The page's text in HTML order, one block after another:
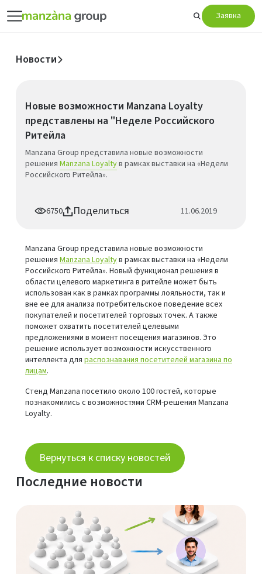
Заявка
Новости
Новые возможности Manzana Loyalty
представлены на "Неделе Российского
Ритейла
Manzana Group представила новые возможности
решения Manzana Loyaltyв рамках выставки на «Недели
Российского Ритейла».
6750 Поделиться 11.06.2019
Manzana Group представила новые возможности
решения Manzana Loyaltyв рамках выставки на «Недели
Российского Ритейла». Новый функционал решения в
области целевого маркетинга в ритейле может быть
использован как в рамках программы лояльности, так и
вне ее для анализа потребительское поведение всех
покупателей и посетителей торговых точек. А также
поможет охватить посетителей целевыми
предложениями в момент посещения магазинов. Это
решение использует возможности искусственного
интеллекта для распознавания посетителей магазина по
лицам.
Стенд Manzana посетило около 100 гостей, которые
познакомились с возможностями CRM-решения Manzana
Loyalty.
Вернуться к списку новостей
Последние новости